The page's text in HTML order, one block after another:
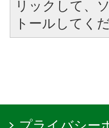
リックして、
トールしてく